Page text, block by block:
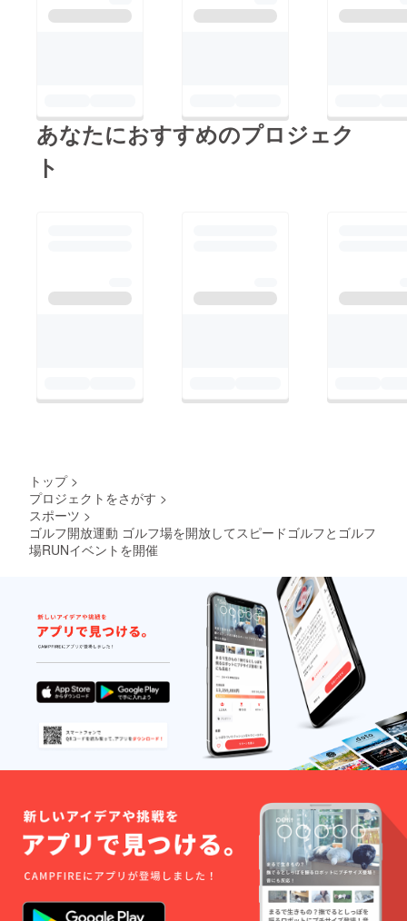
あなたにおすすめのプロジェク
ト
トップ >
プロジェクトをさがす >
スポーツ >
ゴルフ開放運動 ゴルフ場を開放してスピードゴルフとゴルフ
場RUNイベントを開催